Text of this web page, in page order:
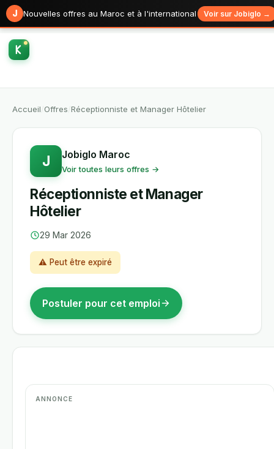
J Nouvelles offres au Maroc et à l'international Voir sur Jobiglo →
Accueil Offres Réceptionniste et Manager Hôtelier
J Jobiglo Maroc
Voir toutes leurs offres →
Réceptionniste et Manager
Hôtelier
29 Mar 2026
⚠ Peut être expiré
Postuler pour cet emploi